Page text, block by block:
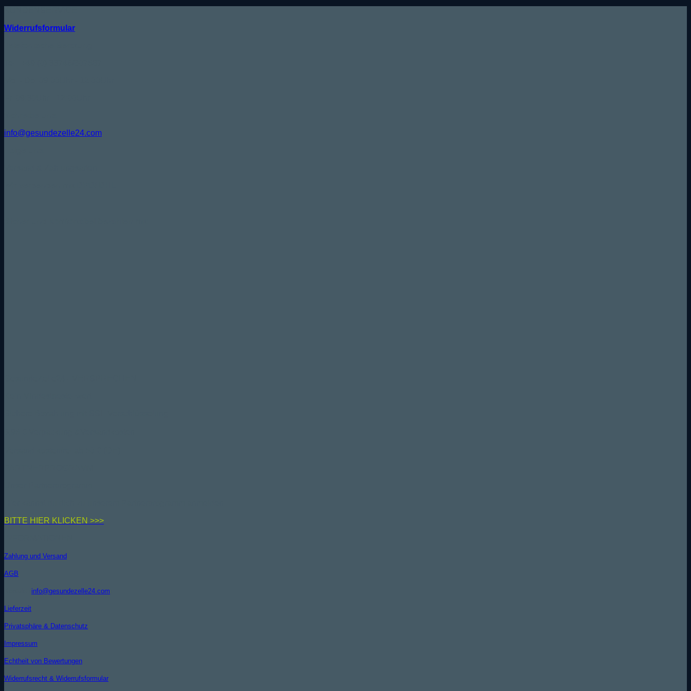
Widerrufsformular
info@gesundezelle24.com
BITTE HIER KLICKEN >>>
Zahlung und Versand
AGB
info@gesundezelle24.com
Lieferzeit
Privatsphäre & Datenschutz
Impressum
Echtheit von Bewertungen
Widerrufsrecht & Widerrufsformular